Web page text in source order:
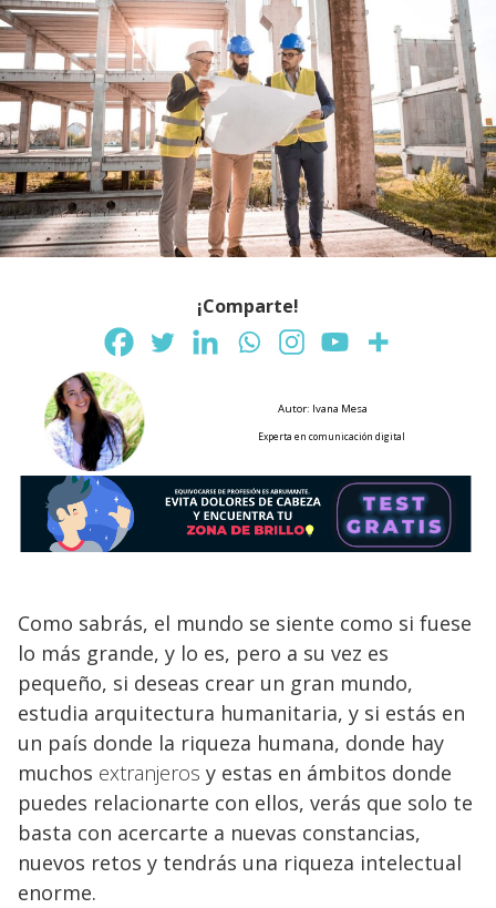
¡Comparte!
Autor: Ivana Mesa
Experta en comunicación digital
Como sabrás, el mundo se siente como si fuese
lo más grande, y lo es, pero a su vez es
pequeño, si deseas crear un gran mundo,
estudia arquitectura humanitaria, y si estás en
un país donde la riqueza humana, donde hay
muchos extranjeros y estas en ámbitos donde
puedes relacionarte con ellos, verás que solo te
basta con acercarte a nuevas constancias,
nuevos retos y tendrás una riqueza intelectual
enorme.